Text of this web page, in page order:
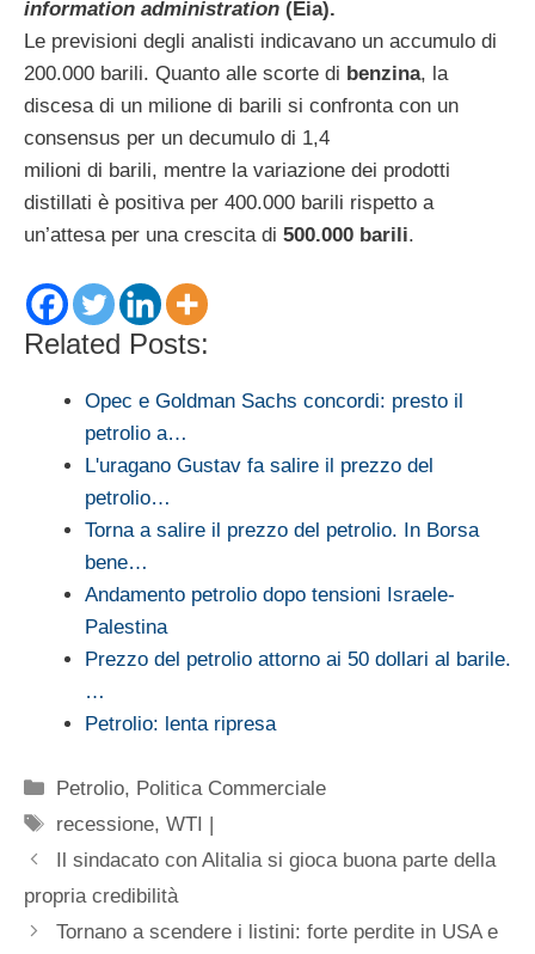
information administration (Eia).
Le previsioni degli analisti indicavano un accumulo di
200.000 barili. Quanto alle scorte di benzina, la
discesa di un milione di barili si confronta con un
consensus per un decumulo di 1,4
milioni di barili, mentre la variazione dei prodotti
distillati è positiva per 400.000 barili rispetto a
un’attesa per una crescita di 500.000 barili.
Related Posts:
Opec e Goldman Sachs concordi: presto il
petrolio a…
L'uragano Gustav fa salire il prezzo del
petrolio…
Torna a salire il prezzo del petrolio. In Borsa
bene…
Andamento petrolio dopo tensioni Israele-
Palestina
Prezzo del petrolio attorno ai 50 dollari al barile.
…
Petrolio: lenta ripresa
Categorie
Petrolio, Politica Commerciale
Tag
recessione,WTI |
Il sindacato con Alitalia si gioca buona parte della
propria credibilità
Tornano a scendere i listini: forte perdite in USA e